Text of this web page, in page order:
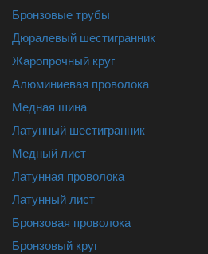
Бронзовые трубы
Дюралевый шестигранник
Жаропрочный круг
Алюминиевая проволока
Медная шина
Латунный шестигранник
Медный лист
Латунная проволока
Латунный лист
Бронзовая проволока
Бронзовый круг